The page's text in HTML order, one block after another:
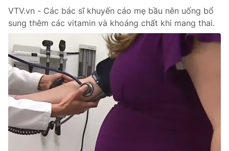
Liên hệ tòa soạn English
THỜI BÁO VTV
Theo dõi báo trên
Cơ quan chủ quản:
Đài Truyền hình Việt Nam
Cơ quan báo chí:
Thời báo VTV
VTV.vn - Các bác sĩ khuyến cáo mẹ bầu nên uống bổ
sung thêm các vitamin và khoáng chất khi mang thai.